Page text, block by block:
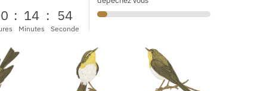
: 14
Minutes
: 53
Seconde